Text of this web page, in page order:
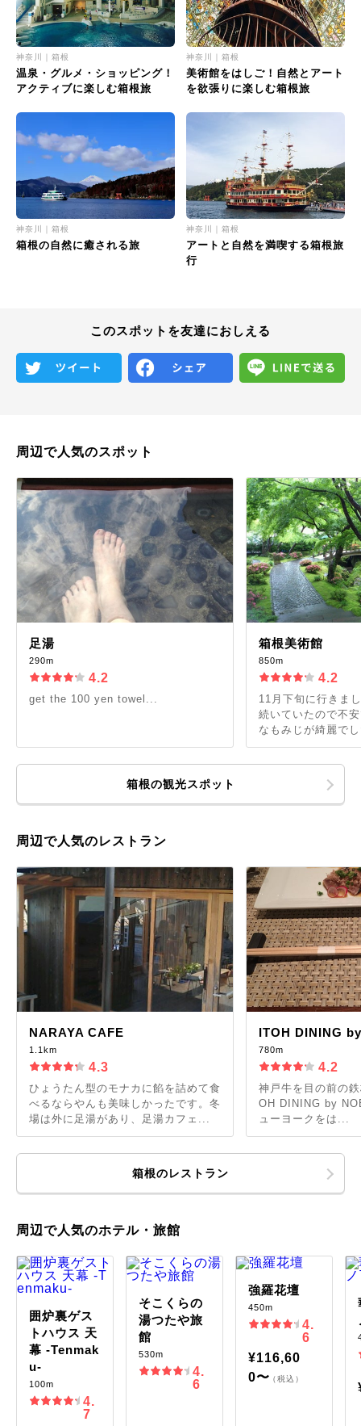
神奈川｜箱根
温泉・グルメ・ショッピング！
アクティブに楽しむ箱根旅
神奈川｜箱根
美術館をはしご！自然とアート
を欲張りに楽しむ箱根旅
神奈川｜箱根
箱根の自然に癒される旅
神奈川｜箱根
アートと自然を満喫する箱根旅
行
このスポットを友達におしえる
周辺で人気のスポット
足湯
290m
4.2
get the 100 yen towel...
箱根美術館
850m
4.2
11月下旬に行きま
続いていたので不
なもみじが綺麗で
箱根の観光スポット
周辺で人気のレストラン
NARAYA CAFE
1.1km
4.3
ひょうたん型のモナカに餡を詰めて食
べるならやんも美味しかったです。冬
場は外に足湯があり、足湯カフェ...
ITOH DINING
780m
4.2
神戸牛を目の前の
OH DINING by
ューヨークをは...
箱根のレストラン
周辺で人気のホテル・旅館
囲炉裏ゲス
トハウス 天
幕 -Tenmak
u-
100m
4.
7
そこくらの
湯つたや旅
館
530m
4.
6
強羅花壇
450m
4.
6
¥116,60
0〜（税込）